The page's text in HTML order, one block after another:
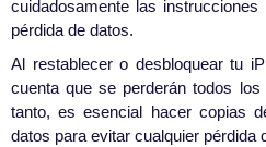
cuidadosamente las
pérdida de datos.
Al restablecer o desbloquear tu
cuenta que se perderán todos
tanto, es esencial hacer copias
datos para evitar cualquier pérdida